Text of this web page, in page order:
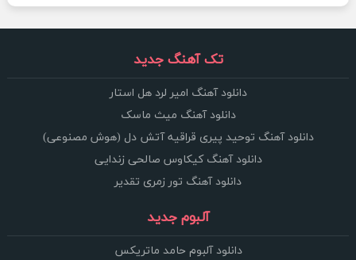
تک آهنگ جدید
دانلود آهنگ امیر لرد هل استار
دانلود آهنگ میث ماسک
دانلود آهنگ توحید پیری قراقیه آتش دل (هوش مصنوعی)
دانلود آهنگ کیکاوس صالحی زندایی
دانلود آهنگ تور زمری تقدیر
آلبوم جدید
دانلود آلبوم حامد ماتریکس